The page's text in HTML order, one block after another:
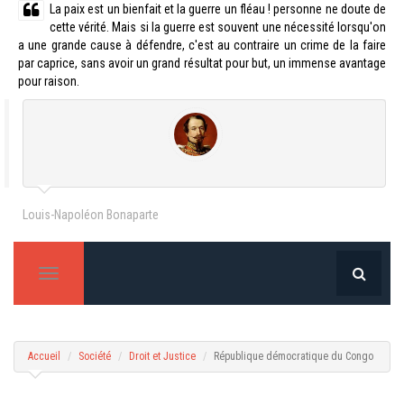
La paix est un bienfait et la guerre un fléau ! personne ne doute de
cette vérité. Mais si la guerre est souvent une nécessité lorsqu'on
a une grande cause à défendre, c'est au contraire un crime de la faire
par caprice, sans avoir un grand résultat pour but, un immense avantage
pour raison.
Louis-Napoléon Bonaparte
T
Accueil Société Droit et Justice République démocratique du Congo